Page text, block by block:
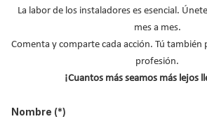
Los últimos barómetros del CIS revelan que
consolidado como la principal preocupación
Este gran desafío, derivado de la tensión
la cuestión que está marcando la agenda
el objetivo de seguir estableciendo marcos
La labor de los instaladores es esencial.
mes a mes.
Comenta y comparte cada acción. Tú también
profesión.
¡Cuantos más seamos más lejos
Nombre (*)